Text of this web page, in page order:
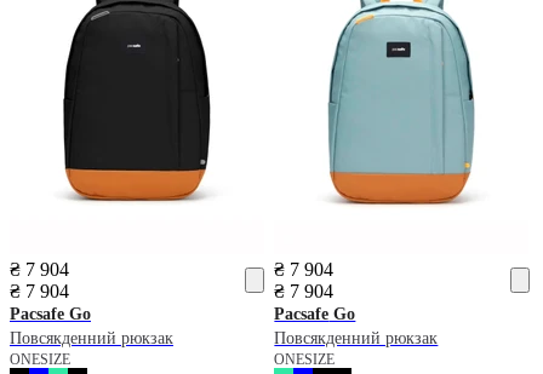
₴ 7 904
₴ 7 904
Pacsafe Go
Повсякденний рюкзак
ONESIZE
₴ 7 904
₴ 7 904
Pacsafe Go
Повсякденний рюкзак
ONESIZE